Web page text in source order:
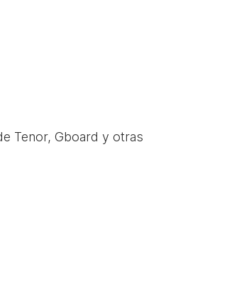
Tenor, Gboard y otras